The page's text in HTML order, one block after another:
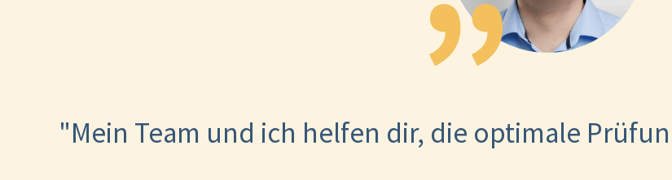
"Mein Team und ich helfen dir, die optimale